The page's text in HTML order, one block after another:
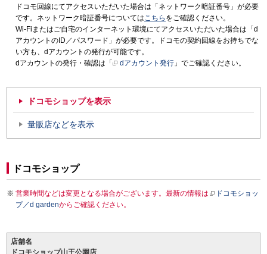
ドコモ回線にてアクセスいただいた場合は「ネットワーク暗証番号」が必要
です。ネットワーク暗証番号についてはこちら をご確認ください。
Wi-Fiまたはご自宅のインターネット環境にてアクセスいただいた場合は「d
アカウントのID／パスワード」が必要です。ドコモの契約回線をお持ちでな
い方も、dアカウントの発行が可能です。
dアカウントの発行・確認は「
dアカウント発行 」でご確認ください。
ドコモショップを表示
量販店などを表示
ドコモショップ
営業時間などは変更となる場合がございます。最新の情報は
ドコモショッ
プ／d gardenからご確認ください。
店舗名
ドコモショップ山王公園店